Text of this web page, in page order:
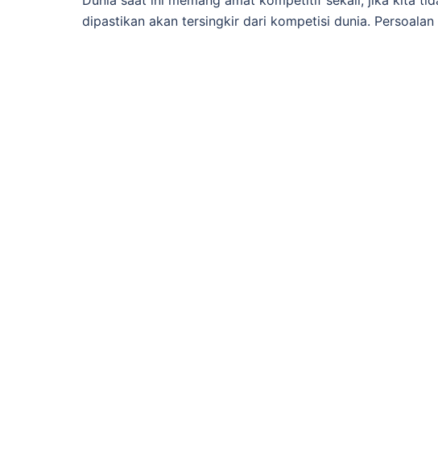
dipastikan akan tersingkir dari kompetisi dunia.